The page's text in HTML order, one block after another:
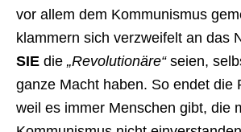
vor allem dem Kommunismus
klammern sich verzweifelt an das
SIE die „Revolutionäre“seien,
ganze Macht haben. So endet die
weil es immer Menschen gibt, die